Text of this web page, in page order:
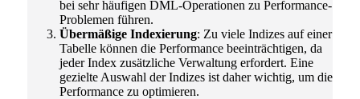
bei sehr häufigen DML-Operationen zu Performance-
Problemen führen.
Übermäßige Indexierung: Zu viele Indizes auf einer
Tabelle können die Performance beeinträchtigen, da
jeder Index zusätzliche Verwaltung erfordert. Eine
gezielte Auswahl der Indizes ist daher wichtig, um die
Performance zu optimieren.